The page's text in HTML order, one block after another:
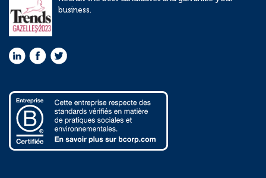
business.